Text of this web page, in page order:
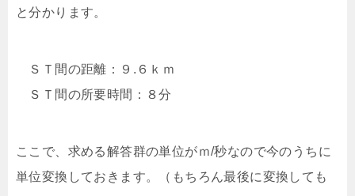
と分かります。
ＳＴ間の距離：９.６ｋｍ
ＳＴ間の所要時間：８分
ここで、求める解答群の単位がｍ/秒なので今のうちに
単位変換しておきます。（もちろん最後に変換しても